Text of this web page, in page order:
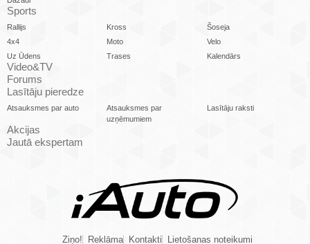
Sports
Rallijs Kross
Šoseja
4x4
Moto
Velo
Uz Ūdens
Trases Kalendārs
Video&TV
Forums
Lasītāju pieredze
Atsauksmes par auto
Atsauksmes par
uzņēmumiem
Lasītāju raksti
Akcijas
Jautā ekspertam
Ziņo! Reklāma Kontakti Lietošanas noteikumi